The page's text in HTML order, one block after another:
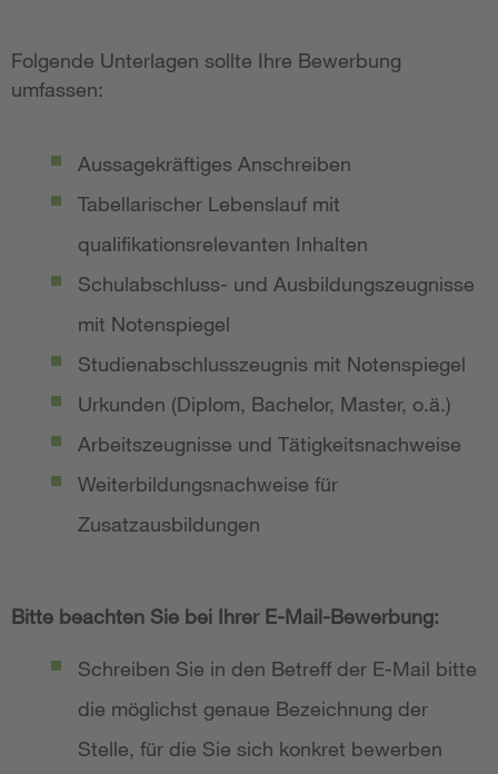
Folgende Unterlagen sollte Ihre Bewerbung
umfassen:
Aussagekräftiges Anschreiben
Tabellarischer Lebenslauf mit
qualifikationsrelevanten Inhalten
Schulabschluss- und Ausbildungszeugnisse
mit Notenspiegel
Studienabschlusszeugnis mit Notenspiegel
Urkunden (Diplom, Bachelor, Master, o.ä.)
Arbeitszeugnisse und Tätigkeitsnachweise
Weiterbildungsnachweise für
Zusatzausbildungen
Bitte beachten Sie bei Ihrer E-Mail-Bewerbung:
Schreiben Sie in den Betreff der E-Mail bitte
die möglichst genaue Bezeichnung der
Stelle, für die Sie sich konkret bewerben